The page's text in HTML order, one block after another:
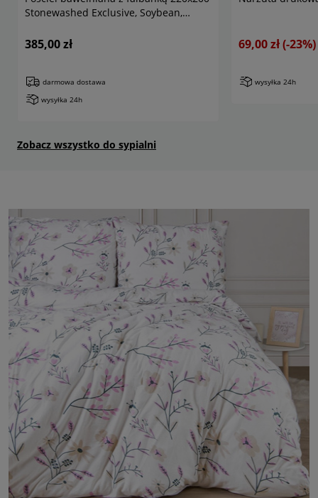
Stonewashed Exclusive, Soybean,
385,00 zł
darmowa dostawa
wysyłka 24h
69,00 zł(-23%)
wysyłka 24h
Zobacz wszystko do sypialni